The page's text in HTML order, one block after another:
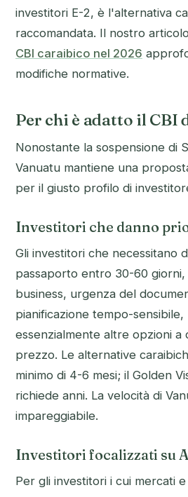
investitori E-2, è l'alternativa
raccomandata. Il nostro
CBI caraibico nel 2026
modifiche normative.
Per chi è adatto il CBI
Nonostante la sospensione di
Vanuatu mantiene una
per il giusto profilo di
Investitori che danno
Gli investitori che necessitano
passaporto entro 30-60
business, urgenza del
pianificazione tempo-
essenzialmente altre opzioni a
prezzo. Le alternative
minimo di 4-6 mesi; il Golden
richiede anni. La velocità di
impareggiabile.
Investitori focalizzati su
Per gli investitori i cui mercati